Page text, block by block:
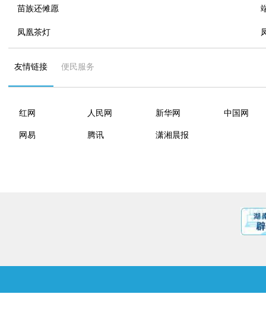
苗族还傩愿
凤凰茶灯
友情链接 便民服务
红网 人民网 新华网 中国网
网易 腾讯 潇湘晨报